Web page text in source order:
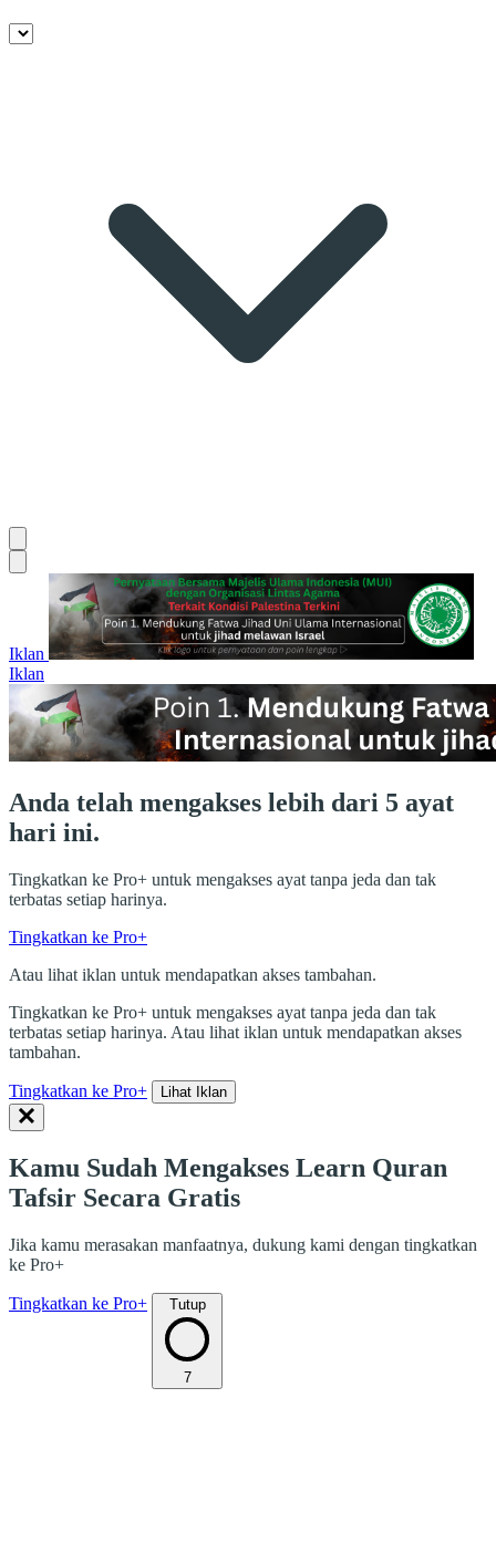
Iklan
Iklan
Anda telah mengakses lebih dari 5 ayat
hari ini.
Tingkatkan ke Pro+ untuk mengakses ayat tanpa jeda dan tak
terbatas setiap harinya.
Tingkatkan ke Pro+
Atau lihat iklan untuk mendapatkan akses tambahan.
Tingkatkan ke Pro+ untuk mengakses ayat tanpa jeda dan tak
terbatas setiap harinya. Atau lihat iklan untuk mendapatkan akses
tambahan.
Tingkatkan ke Pro+ Lihat Iklan
Kamu Sudah Mengakses Learn Quran
Tafsir Secara Gratis
Jika kamu merasakan manfaatnya, dukung kami dengan tingkatkan
ke Pro+
Tingkatkan ke Pro+ Tutup
7